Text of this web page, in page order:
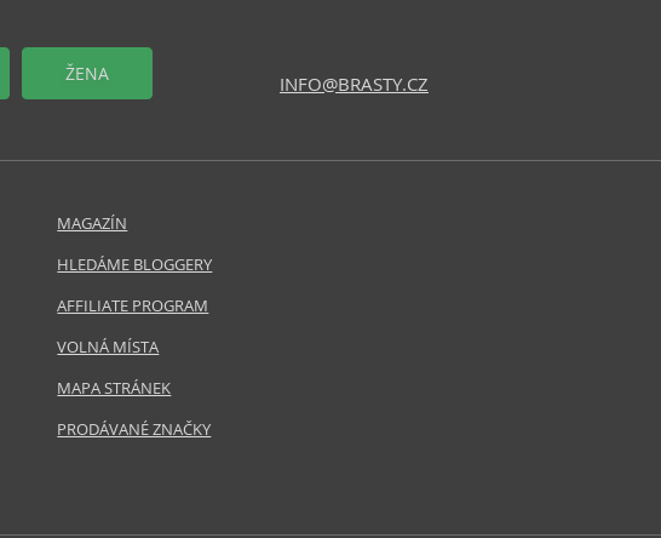
ŽENA INFO@BRASTY.CZ
MAGAZÍN
HLEDÁME BLOGGERY
AFFILIATE PROGRAM
VOLNÁ MÍSTA
MAPA STRÁNEK
PRODÁVANÉ ZNAČKY